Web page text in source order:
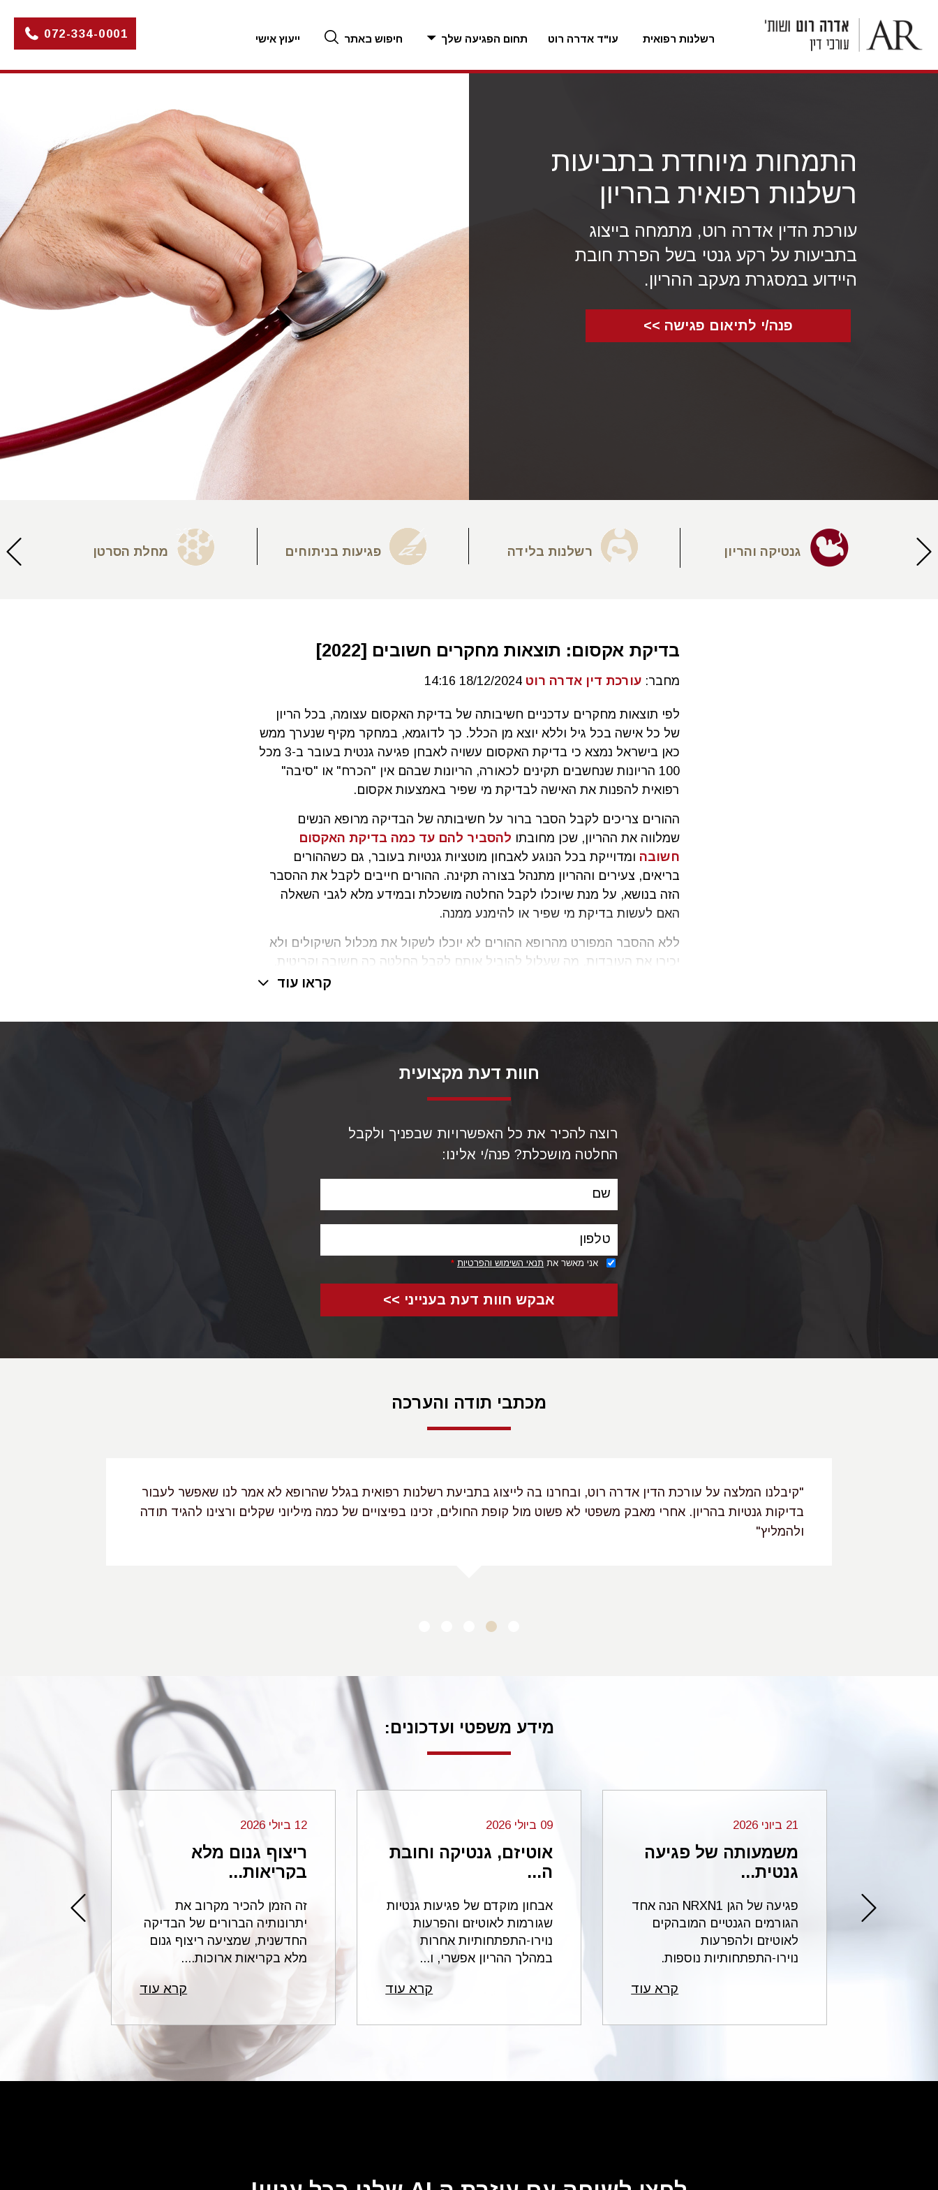
דלג
רשלנות רפואית עו"ד אדרה רוט תחום הפגיעה שלך חיפוש באתר ייעוץ אישי 072-334-0001
התמחות מיוחדת בתביעות
רשלנות רפואית בהריון
עורכת הדין אדרה רוט, מתמחה בייצוג
בתביעות על רקע גנטי בשל הפרת חובת
היידוע במסגרת מעקב ההריון.
פנה/י לתיאום פגישה >>
גנטיקה והריון רשלנות בלידה פגיעות בניתוחים מחלת הסרטן
בדיקת אקסום: תוצאות מחקרים חשובים [2022]
מחבר: עורכת דין אדרה רוט 18/12/2024 14:16
לפי תוצאות מחקרים עדכניים חשיבותה של בדיקת האקסום עצומה, בכל הריון
של כל אישה בכל גיל וללא יוצא מן הכלל. כך לדוגמא, במחקר מקיף שנערך ממש
כאן בישראל נמצא כי בדיקת האקסום עשויה לאבחן פגיעה גנטית בעובר ב-3 מכל
100 הריונות שנחשבים תקינים לכאורה, הריונות שבהם אין "הכרח" או "סיבה"
רפואית להפנות את האישה לבדיקת מי שפיר באמצעות אקסום.
ההורים צריכים לקבל הסבר ברור על חשיבותה של הבדיקה מרופא הנשים
שמלווה את ההריון, שכן מחובתו להסביר להם עד כמה בדיקת האקסום
חשובה ומדוייקת בכל הנוגע לאבחון מוטציות גנטיות בעובר, גם כשההורים
בריאים, צעירים וההריון מתנהל בצורה תקינה. ההורים חייבים לקבל את ההסבר
הזה בנושא, על מנת שיוכלו לקבל החלטה מושכלת ובמידע מלא לגבי השאלה
האם לעשות בדיקת מי שפיר או להימנע ממנה.
ללא ההסבר המפורט מהרופא ההורים לא יוכלו לשקול את מכלול השיקולים ולא
יכירו את העובדות, מה שעלול להוביל אותם לקבל החלטה כה חשובה וקריטית,
במידע חסר. רופא נשים שלא מסביר להורים ולא מציג בפניהם את תוצאות
עצמו חשוףלתביעת פיצויים בעילת רשלנות רפואיתבכל מקרה של לידת
בסקירה המעניינת והחשובה שלפניך מסבירהעורכת הדין אדרה רוט
תוצאותיהם של מספר מחקרים מקיפים שפורסמו לאחרונה, ומסבירים את
חשיבותה הרבה של בדיקת האקסום, בכל הנוגע ליכולות האבחון של פגיעות
גנטיות משמעותיות בעובר, כבר במהלך חודשי ההריון הראשונים.
קראו עוד
חוות דעת מקצועית
רוצה להכיר את כל האפשרויות שבפניך ולקבל
החלטה מושכלת? פנה/י אלינו:
שם
טלפון
אני מאשר את תנאי השימוש והפרטיות *
אבקש חוות דעת בענייני >>
מכתבי תודה והערכה
"קיבלנו המלצה על עורכת הדין אדרה רוט, ובחרנו בה לייצוג בתביעת רשלנות רפואית בגלל שהרופא לא אמר לנו שאפשר לעבור
בדיקות גנטיות בהריון. אחרי מאבק משפטי לא פשוט מול קופת החולים, זכינו בפיצויים של כמה מיליוני שקלים ורצינו להגיד תודה
ולהמליץ"
מידע משפטי ועדכונים:
21 ביוני 2026
משמעותה של פגיעה
גנטית...
פגיעה של הגן NRXN1 הנה אחד
הגורמים הגנטיים המובהקים
לאוטיזם ולהפרעות
נוירו-התפתחותיות נוספות.
קרא עוד
09 ביולי 2026
אוטיזם, גנטיקה וחובת
ה...
אבחון מוקדם של פגיעות גנטיות
שגורמות לאוטיזם והפרעות
נוירו-התפתחותיות אחרות
במהלך ההריון אפשרי, ו...
קרא עוד
12 ביולי 2026
ריצוף גנום מלא
בקריאות...
זה הזמן להכיר מקרוב את
יתרונותיה הברורים של הבדיקה
החדשנית, שמציעה ריצוף גנום
מלא בקריאות ארוכות....
קרא עוד